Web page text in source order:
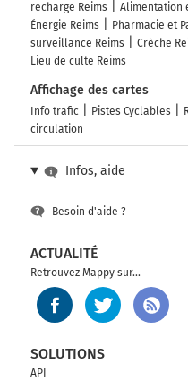
recharge Reims
Alimentation
Énergie Reims
Pharmacie et
surveillance Reims
Crèche
Lieu de culte Reims
Affichage des cartes
Info trafic Pistes Cyclables
circulation
Infos, aide
Besoin d'aide ?
ACTUALITÉ
Retrouvez Mappy sur...
SOLUTIONS
API